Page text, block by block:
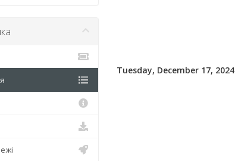
Tuesday, December 17, 2024